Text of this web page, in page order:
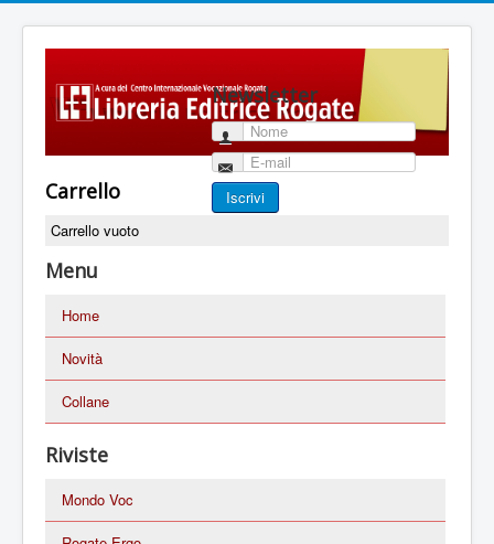
Newsletter
Nome
E-mail
Iscrivi
Carrello
Carrello vuoto
Menu
Home
Novità
Collane
Riviste
Mondo Voc